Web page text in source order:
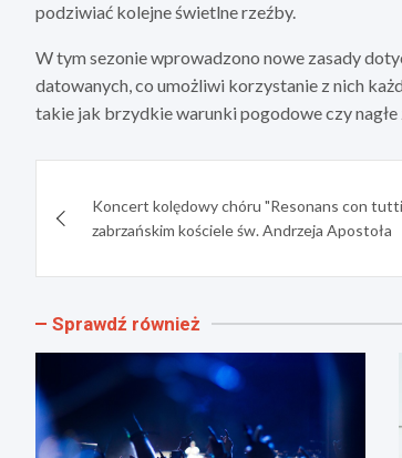
podziwiać kolejne świetlne rzeźby.
W tym sezonie wprowadzono nowe zasady
datowanych, co umożliwi korzystanie z nich
takie jak brzydkie warunki pogodowe czy
wpisuKoncert kolędowy chóru "Resonans con
zabrzańskim kościele św. Andrzeja Apostoła
Sprawdź również